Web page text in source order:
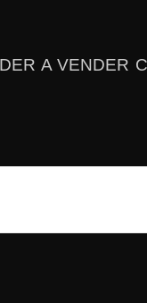
A VENDER